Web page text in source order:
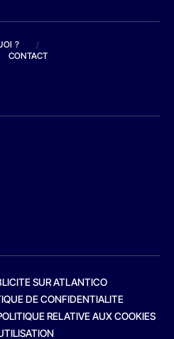
?
/
CONTACT
SUR ATLANTICO
DE CONFIDENTIALITE
RELATIVE AUX COOKIES